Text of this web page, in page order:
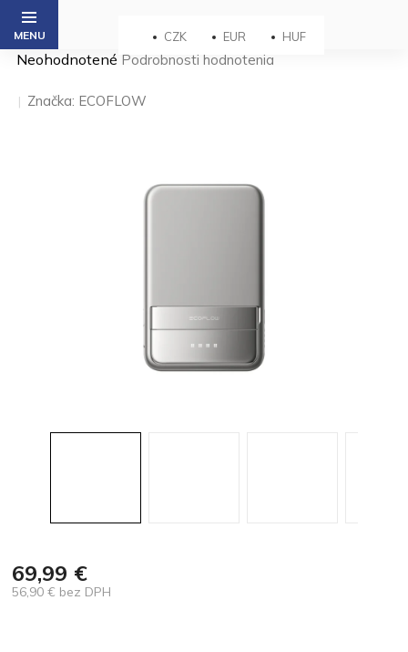
Prejsť
obsah
CZK EUR HUF
Priemerné
produktu
je
Neohodnotené Podrobnosti hodnotenia
Značka: ECOFLOW
69,99 €
56,90 € bez DPH